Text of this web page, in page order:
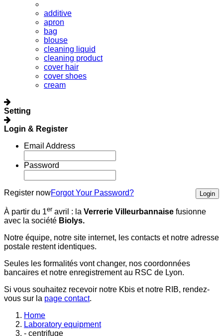
additive
apron
bag
blouse
cleaning liquid
cleaning product
cover hair
cover shoes
cream
Setting
Login & Register
Email Address
Password
Register now Login
Forgot Your Password?
À partir du 1er avril : la Verrerie Villeurbannaise fusionne
avec la société Biolys.
Notre équipe, notre site internet, les contacts et notre adresse
postale restent identiques.
Seules les formalités vont changer, nos coordonnées
bancaires et notre enregistrement au RSC de Lyon.
Si vous souhaitez recevoir notre Kbis et notre RIB, rendez-
vous sur la page contact.
Home
Laboratory equipment
- centrifuge